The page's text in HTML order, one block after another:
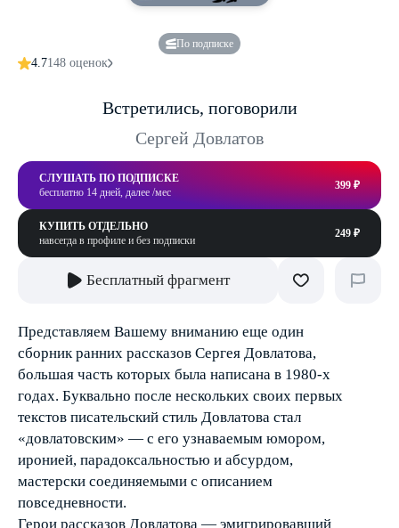
По подписке
4.7148 оценок
Встретились, поговорили
Сергей Довлатов
СЛУШАТЬ ПО ПОДПИСКЕ
бесплатно 14 дней, далее /мес
399 ₽
КУПИТЬ ОТДЕЛЬНО
навсегда в профиле и без подписки
249 ₽
Бесплатный фрагмент
Представляем Вашему вниманию еще один
сборник ранних рассказов Сергея Довлатова,
большая часть которых была написана в 1980-х
годах. Буквально после нескольких своих первых
текстов писательский стиль Довлатова стал
«довлатовским» — с его узнаваемым юмором,
иронией, парадоксальностью и абсурдом,
мастерски соединяемыми с описанием
повседневности.
Герои рассказов Довлатова — эмигрировавший